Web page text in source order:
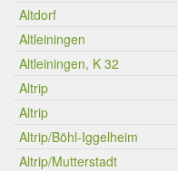
Altdorf
Altleiningen
Altleiningen, K 32
Altrip
Altrip
Altrip/Böhl-Iggelheim
Altrip/Mutterstadt